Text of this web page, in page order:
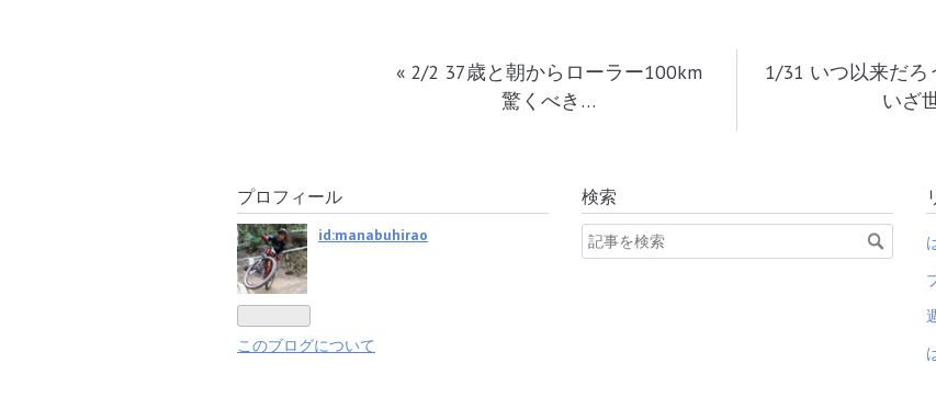
« 2/2 37歳と朝からローラー100km
驚くべき…
1/31 いつ以来だ
いざ
プロフィール
id:manabuhirao
このブログについて
検索